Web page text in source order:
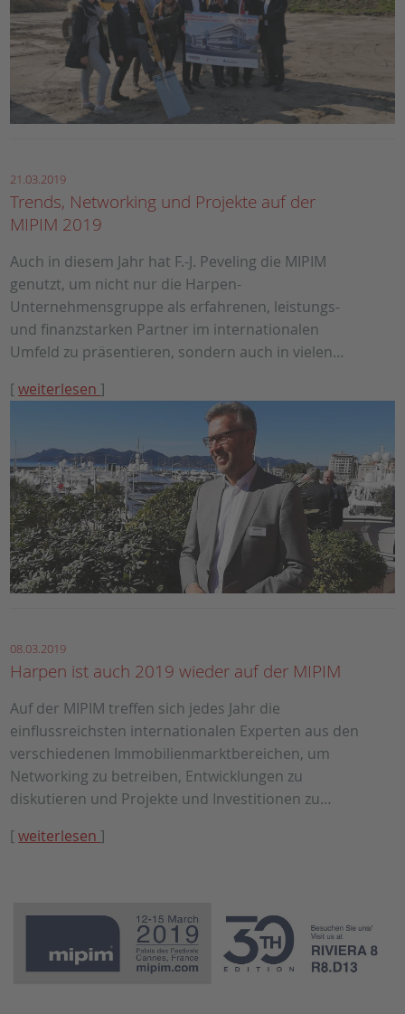
21.03.2019
Trends, Networking und Projekte auf der
MIPIM 2019
Auch in diesem Jahr hat F.-J. Peveling die MIPIM
genutzt, um nicht nur die Harpen-
Unternehmensgruppe als erfahrenen, leistungs-
und finanzstarken Partner im internationalen
Umfeld zu präsentieren, sondern auch in vielen…
[weiterlesen]
08.03.2019
Harpen ist auch 2019 wieder auf der MIPIM
Auf der MIPIM treffen sich jedes Jahr die
einflussreichsten internationalen Experten aus den
verschiedenen Immobilienmarktbereichen, um
Networking zu betreiben, Entwicklungen zu
diskutieren und Projekte und Investitionen zu…
[weiterlesen]